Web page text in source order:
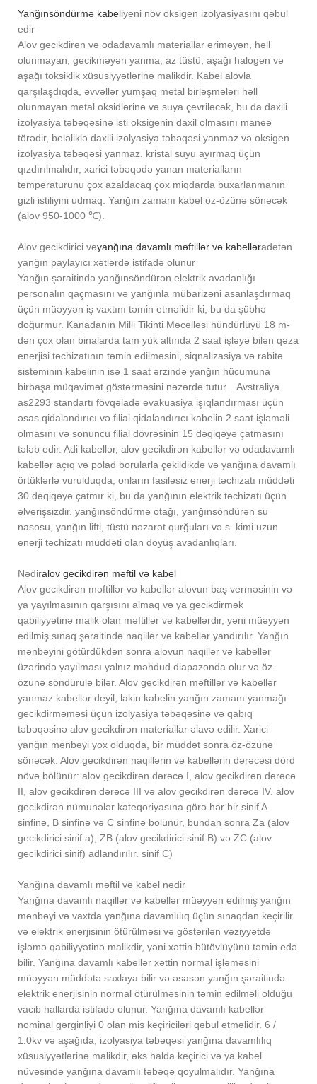
Yanğınsöndürmə kabeliyeni növ oksigen izolyasiyasını qəbul
edir
Alov gecikdirən və odadavamlı materiallar əriməyən, həll
olunmayan, gecikməyən yanma, az tüstü, aşağı halogen və
aşağı toksiklik xüsusiyyətlərinə malikdir. Kabel alovla
qarşılaşdıqda, əvvəllər yumşaq metal birləşmələri həll
olunmayan metal oksidlərinə və suya çevriləcək, bu da daxili
izolyasiya təbəqəsinə isti oksigenin daxil olmasını maneə
törədir, beləliklə daxili izolyasiya təbəqəsi yanmaz və oksigen
izolyasiya təbəqəsi yanmaz. kristal suyu ayırmaq üçün
qızdırılmalıdır, xarici təbəqədə yanan materialların
temperaturunu çox azaldacaq çox miqdarda buxarlanmanın
gizli istiliyini udmaq. Yanğın zamanı kabel öz-özünə sönəcək
(alov 950-1000 ℃).
Alov gecikdirici vəyanğına davamlı məftillər və kabelləradətən
yanğın paylayıcı xətlərdə istifadə olunur
Yanğın şəraitində yanğınsöndürən elektrik avadanlığı
personalın qaçmasını və yanğınla mübarizəni asanlaşdırmaq
üçün müəyyən iş vaxtını təmin etməlidir ki, bu da şübhə
doğurmur. Kanadanın Milli Tikinti Məcəlləsi hündürlüyü 18 m-
dən çox olan binalarda tam yük altında 2 saat işləyə bilən qəza
enerjisi təchizatının təmin edilməsini, siqnalizasiya və rabitə
sisteminin kabelinin isə 1 saat ərzində yanğın hücumuna
birbaşa müqavimət göstərməsini nəzərdə tutur. . Avstraliya
as2293 standartı fövqəladə evakuasiya işıqlandırması üçün
əsas qidalandırıcı və filial qidalandırıcı kabelin 2 saat işləməli
olmasını və sonuncu filial dövrəsinin 15 dəqiqəyə çatmasını
tələb edir. Adi kabellər, alov gecikdirən kabellər və odadavamlı
kabellər açıq və polad borularla çəkildikdə və yanğına davamlı
örtüklərlə vurulduqda, onların fasiləsiz enerji təchizatı müddəti
30 dəqiqəyə çatmır ki, bu da yanğının elektrik təchizatı üçün
əlverişsizdir. yanğınsöndürmə otağı, yanğınsöndürən su
nasosu, yanğın lifti, tüstü nəzarət qurğuları və s. kimi uzun
enerji təchizatı müddəti olan döyüş avadanlıqları.
Nədiralov gecikdirən məftil və kabel
Alov gecikdirən məftillər və kabellər alovun baş verməsinin və
ya yayılmasının qarşısını almaq və ya gecikdirmək
qabiliyyətinə malik olan məftillər və kabellərdir, yəni müəyyən
edilmiş sınaq şəraitində naqillər və kabellər yandırılır. Yanğın
mənbəyini götürdükdən sonra alovun naqillər və kabellər
üzərində yayılması yalnız məhdud diapazonda olur və öz-
özünə söndürülə bilər. Alov gecikdirən məftillər və kabellər
yanmaz kabellər deyil, lakin kabelin yanğın zamanı yanmağı
gecikdirməməsi üçün izolyasiya təbəqəsinə və qabıq
təbəqəsinə alov gecikdirən materiallar əlavə edilir. Xarici
yanğın mənbəyi yox olduqda, bir müddət sonra öz-özünə
sönəcək. Alov gecikdirən naqillərin və kabellərin dərəcəsi dörd
növə bölünür: alov gecikdirən dərəcə I, alov gecikdirən dərəcə
II, alov gecikdirən dərəcə III və alov gecikdirən dərəcə IV. alov
gecikdirən nümunələr kateqoriyasına görə hər bir sinif A
sinfinə, B sinfinə və C sinfinə bölünür, bundan sonra Za (alov
gecikdirici sinif a), ZB (alov gecikdirici sinif B) və ZC (alov
gecikdirici sinif) adlandırılır. sinif C)
Yanğına davamlı məftil və kabel nədir
Yanğına davamlı naqillər və kabellər müəyyən edilmiş yanğın
mənbəyi və vaxtda yanğına davamlılıq üçün sınaqdan keçirilir
və elektrik enerjisinin ötürülməsi və göstərilən vəziyyətdə
işləmə qabiliyyətinə malikdir, yəni xəttin bütövlüyünü təmin edə
bilir. Yanğına davamlı kabellər xəttin normal işləməsini
müəyyən müddətə saxlaya bilir və əsasən yanğın şəraitində
elektrik enerjisinin normal ötürülməsinin təmin edilməli olduğu
vacib hallarda istifadə olunur. Yanğına davamlı kabellər
nominal gərginliyi 0 olan mis keçiriciləri qəbul etməlidir. 6 /
1.0kv və aşağıda, izolyasiya təbəqəsi yanğına davamlılıq
xüsusiyyətlərinə malikdir, əks halda keçirici və ya kabel
nüvəsində yanğına davamlı təbəqə qoyulmalıdır. Yanğına